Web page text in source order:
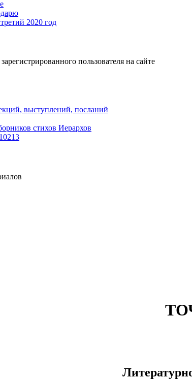
2020 год
пользователя на сайте
выступлений, посланий
стихов Иерархов